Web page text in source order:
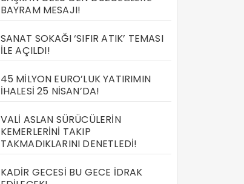
BAYRAM MESAJI!
SANAT SOKAĞI ‘SIFIR ATIK’ TEMASI
İLE AÇILDI!
45 MİLYON EURO’LUK YATIRIMIN
İHALESİ 25 NİSAN’DA!
VALİ ASLAN SÜRÜCÜLERİN
KEMERLERİNİ TAKIP
TAKMADIKLARINI DENETLEDİ!
KADİR GECESİ BU GECE İDRAK